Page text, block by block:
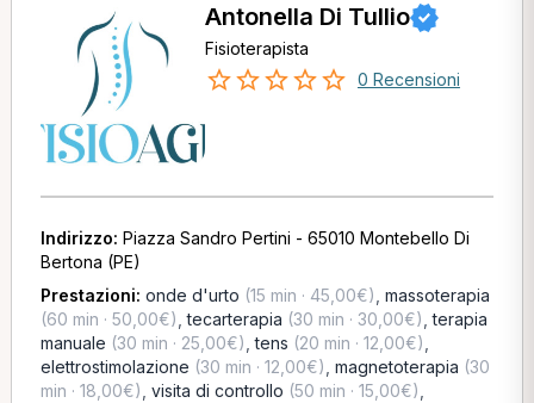
Antonella Di Tullio
Fisioterapista
0 Recensioni
Indirizzo: Piazza Sandro Pertini - 65010 Montebello Di
Bertona (PE)
Prestazioni: onde d'urto (15 min · 45,00€) massoterapia
(60 min · 50,00€) ,tecarterapia (30 min · 30,00€) ,terapia
manuale (30 min · 25,00€) ,tens (20 min · 12,00€)
elettrostimolazione (30 min · 12,00€) magnetoterapia (30
min · 18,00€) visita di controllo (50 min · 15,00€)